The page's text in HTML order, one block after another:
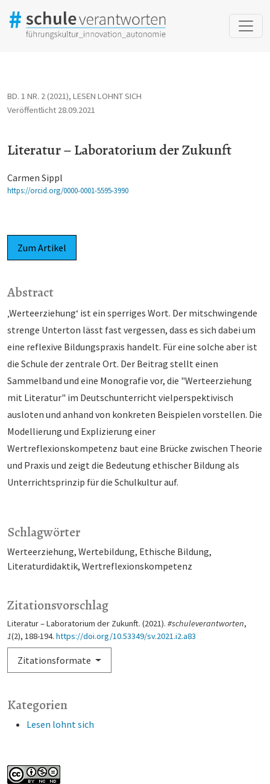
BD. 1 NR. 2 (2021), LESEN LOHNT SICH
Literatur – Laboratorium der Zukunft
Veröffentlicht 28.09.2021
Carmen Sippl
https://orcid.org/0000-0001-5595-3990
Zum Artikel
Schlagwörter
Werteerziehung Wertebildung Ethische Bildung
Literaturdidaktik Wertreflexionskompetenz
Kategorien
Lesen lohnt sich
Zitationsvorschlag
Literatur – Laboratorium der Zukunft. (2021). #schuleverantworten,
1(2), 188-194. https://doi.org/10.53349/sv.2021.i2.a83
Zitationsformate
Abstract
‚Werteerziehung‘ ist ein sperriges Wort. Der mitschwingende
strenge Unterton lässt fast vergessen, dass es sich dabei um
eine reflexive Bildungspraxis handelt. Für eine solche aber ist
die Schule der zentrale Ort. Der Beitrag stellt einen
Sammelband und eine Monografie vor, die "Werteerziehung
mit Literatur" im Deutschunterricht vielperspektivisch
ausloten und anhand von konkreten Beispielen vorstellen. Die
Modellierung und Explizierung einer
Wertreflexionskompetenz baut eine Brücke zwischen Theorie
und Praxis und zeigt die Bedeutung ethischer Bildung als
Unterrichtsprinzip für die Schulkultur auf.